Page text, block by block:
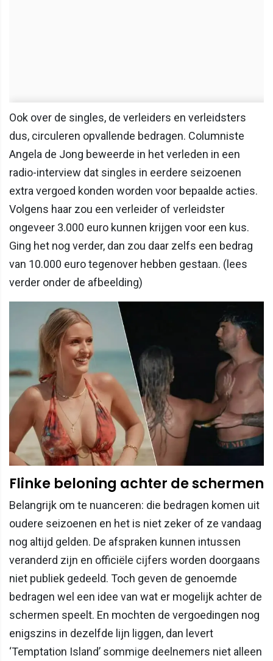
Ook over de singles, de verleiders en verleidsters
dus, circuleren opvallende bedragen. Columniste
Angela de Jong beweerde in het verleden in een
radio-interview dat singles in eerdere seizoenen
extra vergoed konden worden voor bepaalde acties.
Volgens haar zou een verleider of verleidster
ongeveer 3.000 euro kunnen krijgen voor een kus.
Ging het nog verder, dan zou daar zelfs een bedrag
van 10.000 euro tegenover hebben gestaan. (lees
verder onder de afbeelding)
Flinke beloning achter de schermen
Belangrijk om te nuanceren: die bedragen komen uit
oudere seizoenen en het is niet zeker of ze vandaag
nog altijd gelden. De afspraken kunnen intussen
veranderd zijn en officiële cijfers worden doorgaans
niet publiek gedeeld. Toch geven de genoemde
bedragen wel een idee van wat er mogelijk achter de
schermen speelt. En mochten de vergoedingen nog
enigszins in dezelfde lijn liggen, dan levert
‘Temptation Island’ sommige deelnemers niet alleen